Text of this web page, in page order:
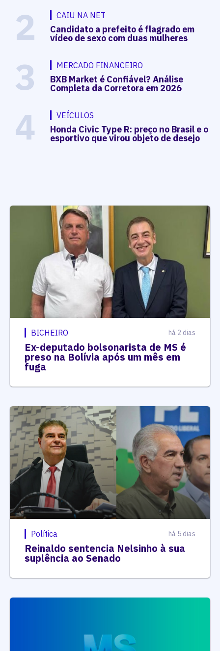
2 CAIU NA NET
Candidato a prefeito é flagrado em
vídeo de sexo com duas mulheres
3 MERCADO FINANCEIRO
BXB Market é Confiável? Análise
Completa da Corretora em 2026
4 VEÍCULOS
Honda Civic Type R: preço no Brasil e o
esportivo que virou objeto de desejo
BICHEIRO há 2 dias
Ex-deputado bolsonarista de MS é
preso na Bolívia após um mês em
fuga
Política há 5 dias
Reinaldo sentencia Nelsinho à sua
suplência ao Senado